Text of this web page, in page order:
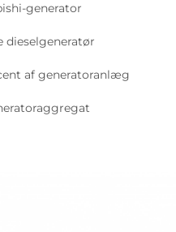
generator
dieselgeneratør
af generatoranlæg